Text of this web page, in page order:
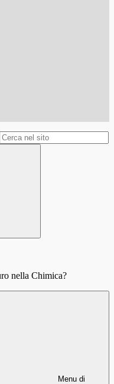
nella Chimica?
Menu di